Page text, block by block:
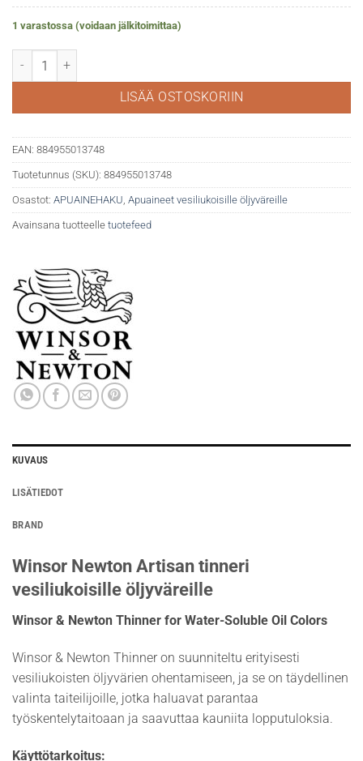
1 varastossa (voidaan jälkitoimittaa)
WN Artisan tinneri vesiliukoisille öljyväreille määrä
LISÄÄ OSTOSKORIIN
EAN: 884955013748
Tuotetunnus (SKU): 884955013748
Osastot: APUAINEHAKU, Apuaineet vesiliukoisille öljyväreille
Avainsana tuotteelle tuotefeed
KUVAUS
LISÄTIEDOT
BRAND
Winsor Newton Artisan tinneri
vesiliukoisille öljyväreille
Winsor & Newton Thinner for Water-Soluble Oil Colors
Winsor & Newton Thinner on suunniteltu erityisesti
vesiliukoisten öljyvärien ohentamiseen, ja se on täydellinen
valinta taiteilijoille, jotka haluavat parantaa
työskentelytaitoaan ja saavuttaa kauniita lopputuloksia.
Käyttötarkoitus: